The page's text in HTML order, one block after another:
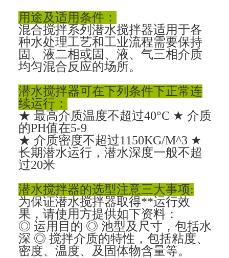
用途及适用条件：
混合搅拌系列潜水搅拌器适用于各
种水处理工艺和工业流程需要保持
固、液二相或固、液、气三相介质
均匀混合反应的场所。
潜水搅拌器可在下列条件下正常连
续运行：
★ 最高介质温度不超过40°C ★ 介质
的PH值在5-9
★ 介质密度不超过1150KG/M^3 ★
长期潜水运行，潜水深度一般不超
过20米
潜水搅拌器的选型注意三大事项:
为保证潜水搅拌器取得**运行效
果，请使用方提供如下资料：
◎ 运用目的 ◎ 池型及尺寸，包括水
深 ◎ 搅拌介质的特性，包括粘度、
密度、温度、及固体物含量等。